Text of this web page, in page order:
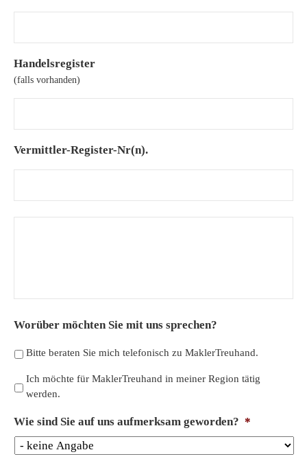
Handelsregister
(falls vorhanden)
Vermittler-Register-Nr(n).
H
e
n
A
m
Worüber möchten Sie mit uns sprechen?
Bitte beraten Sie mich telefonisch zu MaklerTreuhand.
Ich möchte für MaklerTreuhand in meiner Region tätig
werden.
Wie sind Sie auf uns aufmerksam geworden? *